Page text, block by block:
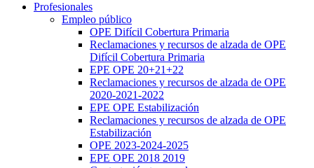
Profesionales
Empleo público
OPE Difícil Cobertura Primaria
Reclamaciones y recursos de alzada de OPE
Difícil Cobertura Primaria
EPE OPE 20+21+22
Reclamaciones y recursos de alzada de OPE
2020-2021-2022
EPE OPE Estabilización
Reclamaciones y recursos de alzada de OPE
Estabilización
OPE 2023-2024-2025
EPE OPE 2018 2019